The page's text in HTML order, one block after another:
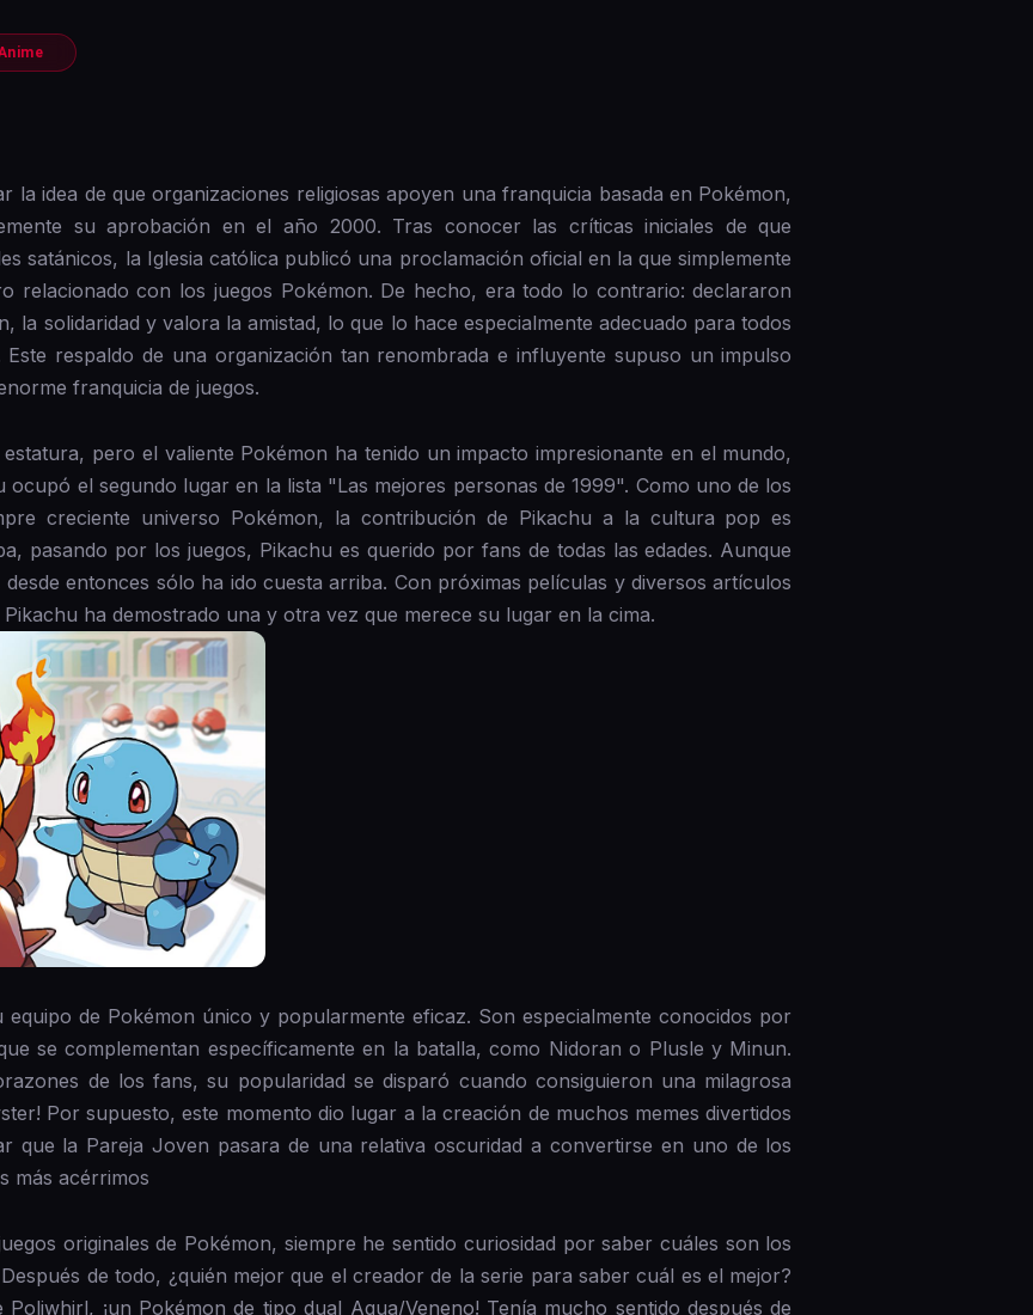
la idea de que organizaciones religiosas apoyen una franquicia basada en Pokémon,
su aprobación en el año 2000. Tras conocer las críticas iniciales de que
satánicos, la Iglesia católica publicó una proclamación oficial en la que simplemente
relacionado con los juegos Pokémon. De hecho, era todo lo contrario: declararon
la solidaridad y valora la amistad, lo que lo hace especialmente adecuado para todos
Este respaldo de una organización tan renombrada e influyente supuso un impulso
franquicia de juegos.
pero el valiente Pokémon ha tenido un impacto impresionante en el mundo,
el segundo lugar en la lista "Las mejores personas de 1999". Como uno de los
creciente universo Pokémon, la contribución de Pikachu a la cultura pop es
pasando por los juegos, Pikachu es querido por fans de todas las edades. Aunque
entonces sólo ha ido cuesta arriba. Con próximas películas y diversos artículos
ha demostrado una y otra vez que merece su lugar en la cima.
de Pokémon único y popularmente eficaz. Son especialmente conocidos por
se complementan específicamente en la batalla, como Nidoran o Plusle y Minun.
de los fans, su popularidad se disparó cuando consiguieron una milagrosa
Por supuesto, este momento dio lugar a la creación de muchos memes divertidos
que la Pareja Joven pasara de una relativa oscuridad a convertirse en uno de los
más acérrimos
originales de Pokémon, siempre he sentido curiosidad por saber cuáles son los
de todo, ¿quién mejor que el creador de la serie para saber cuál es el mejor?
¡un Pokémon de tipo dual Agua/Veneno! Tenía mucho sentido después de